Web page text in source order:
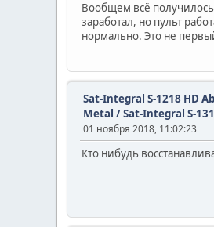
Вообщем всё
заработал, но пульт
нормально. Это не
Sat-Integral S-1218 HD
Metal / Sat-Integral S-
01 ноября 2018, 11:02:23
Кто нибудь